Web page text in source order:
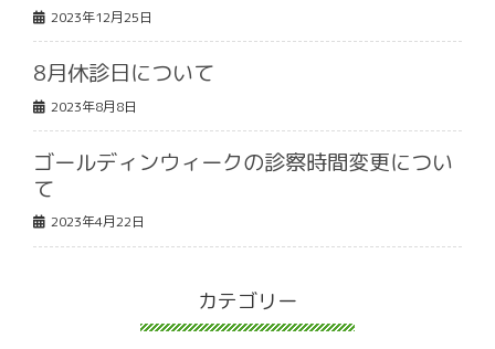
2023年12月25日
8月休診日について
2023年8月8日
ゴールディンウィークの診察時間変更につい
て
2023年4月22日
カテゴリー